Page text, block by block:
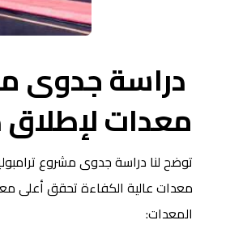
دراسة جدوى
معدات لإطلاق
توضح لنا دراسة جدوى مشروع
معدات عالية الكفاءة تحقق أعلى
المعدات: